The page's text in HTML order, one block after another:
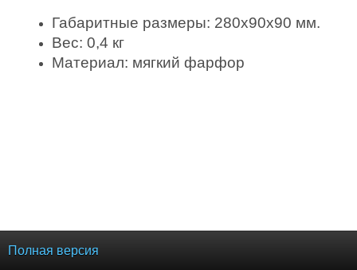
Габаритные размеры: 280х90х90 мм.
Вес: 0,4 кг
Материал: мягкий фарфор
Полная версия